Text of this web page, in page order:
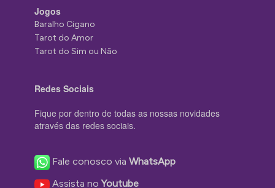
Jogos
Baralho Cigano
Tarot do Amor
Tarot do Sim ou Não
Redes Sociais
Fique por dentro de todas as nossas novidades
através das redes sociais.
Fale conosco viaWhatsApp
Assista noYoutube